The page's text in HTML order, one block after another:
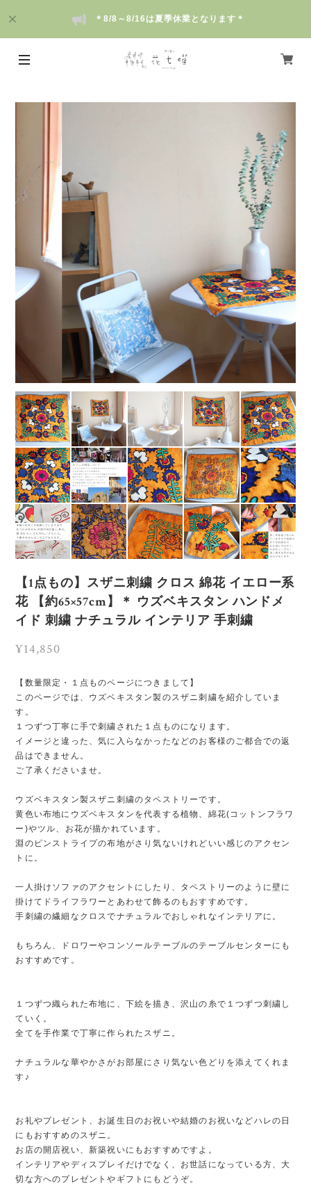
＊8/8～8/16は夏季休業となります＊
【1点もの】スザニ刺繍 クロス 綿花 イエロー系
花 【約65×57cm】＊ ウズベキスタン ハンドメ
イド 刺繍 ナチュラル インテリア 手刺繍
¥14,850
【数量限定・１点ものページにつきまして】
このページでは、ウズベキスタン製のスザニ刺繍を紹介していま
す。
１つずつ丁寧に手で刺繍された１点ものになります。
イメージと違った、気に入らなかったなどのお客様のご都合での返
品はできません。
ご了承くださいませ。
ウズベキスタン製スザニ刺繍のタペストリーです。
黄色い布地にウズベキスタンを代表する植物、綿花(コットンフラワ
ー)やツル、お花が描かれています。
淵のピンストライプの布地がさり気ないけれどいい感じのアクセン
トに。
一人掛けソファのアクセントにしたり、タペストリーのように壁に
掛けてドライフラワーとあわせて飾るのもおすすめです。
手刺繍の繊細なクロスでナチュラルでおしゃれなインテリアに。
もちろん、ドロワーやコンソールテーブルのテーブルセンターにも
おすすめです。
１つずつ織られた布地に、下絵を描き、沢山の糸で１つずつ刺繍し
ていく。
全てを手作業で丁寧に作られたスザニ。
ナチュラルな華やかさがお部屋にさり気ない色どりを添えてくれま
す♪
お礼やプレゼント、お誕生日のお祝いや結婚のお祝いなどハレの日
にもおすすめのスザニ。
お店の開店祝い、新築祝いにもおすすめですよ。
インテリアやディスプレイだけでなく、お世話になっている方、大
切な方へのプレゼントやギフトにもどうぞ。